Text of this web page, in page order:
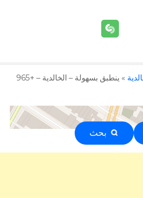
»
ينطبق بسهولة – الخالدية – +965
بحثإعلان